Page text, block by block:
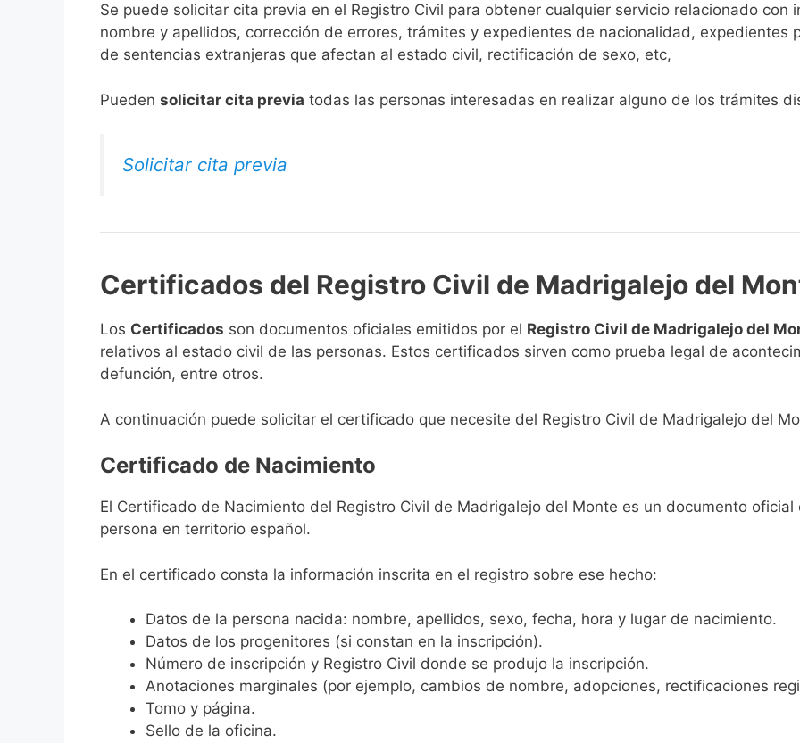
Se puede solicitar cita previa en el Registro Civil para obtener cualquier servicio relacionado
nombre y apellidos, corrección de errores, trámites y expedientes de nacionalidad, expedientes
de sentencias extranjeras que afectan al estado civil, rectificación de sexo, etc,
​Pueden solicitar cita previa todas las personas interesadas en realizar alguno de los trámites
Solicitar cita previa
Certificados del Registro Civil de Madrigalejo del
Los Certificados son documentos oficiales emitidos por el Registro Civil de Madrigalejo del
relativos al estado civil de las personas. Estos certificados sirven como prueba legal de
defunción, entre otros.
A continuación puede solicitar el certificado que necesite del Registro Civil de Madrigalejo del
Certificado de Nacimiento
El Certificado de Nacimiento del Registro Civil de Madrigalejo del Monte es un documento
persona en territorio español.
En el certificado consta la información inscrita en el registro sobre ese hecho:
Datos de la persona nacida: nombre, apellidos, sexo, fecha, hora y lugar de nacimiento.
Datos de los progenitores (si constan en la inscripción).
Número de inscripción y Registro Civil donde se produjo la inscripción.
Anotaciones marginales (por ejemplo, cambios de nombre, adopciones, rectificaciones
Tomo y página.
Sello de la oficina.